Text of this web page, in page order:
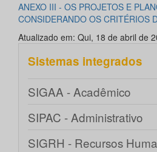
ANEXO III - OS PROJETOS E
CONSIDERANDO OS CRITÉRIOS
Atualizado em: Qui, 18 de abril de
Sistemas integrados
SIGAA - Acadêmico
SIPAC - Administrativo
SIGRH - Recursos